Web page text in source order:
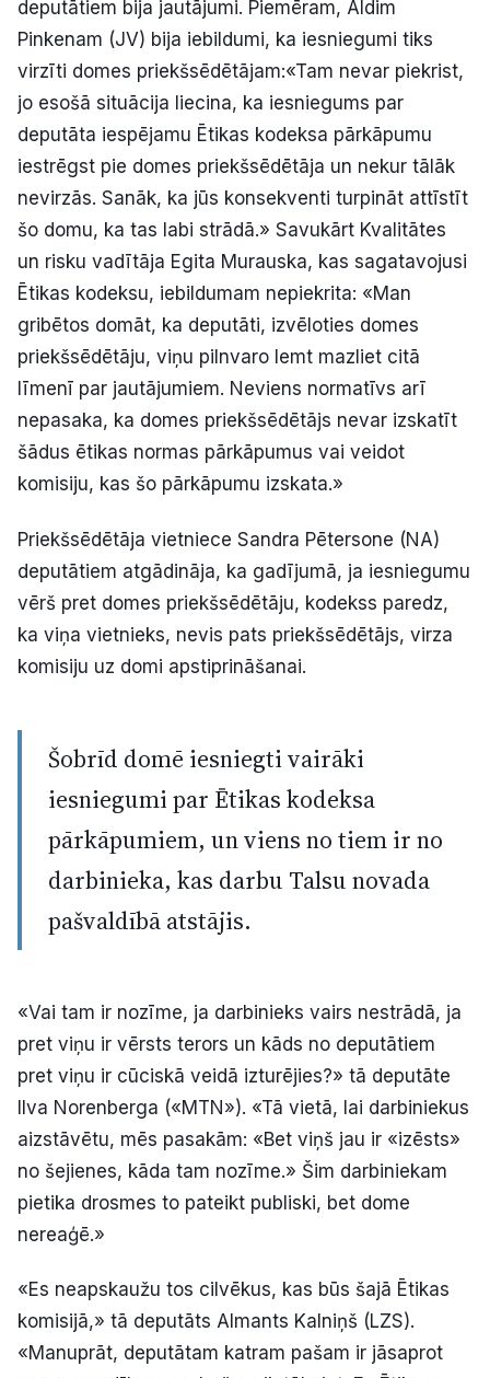
deputātiem bija jautājumi. Piemēram, Aldim
Pinkenam (JV) bija iebildumi, ka iesniegumi tiks
virzīti domes priekšsēdētājam:«Tam nevar piekrist,
jo esošā situācija liecina, ka iesniegums par
deputāta iespējamu Ētikas kodeksa pārkāpumu
iestrēgst pie domes priekšsēdētāja un nekur tālāk
nevirzās. Sanāk, ka jūs konsekventi turpināt attīstīt
šo domu, ka tas labi strādā.» Savukārt Kvalitātes
un risku vadītāja Egita Murauska, kas sagatavojusi
Ētikas kodeksu, iebildumam nepiekrita: «Man
gribētos domāt, ka deputāti, izvēloties domes
priekšsēdētāju, viņu pilnvaro lemt mazliet citā
līmenī par jautājumiem. Neviens normatīvs arī
nepasaka, ka domes priekšsēdētājs nevar izskatīt
šādus ētikas normas pārkāpumus vai veidot
komisiju, kas šo pārkāpumu izskata.»
Priekšsēdētāja vietniece Sandra Pētersone (NA)
deputātiem atgādināja, ka gadījumā, ja iesniegumu
vērš pret domes priekšsēdētāju, kodekss paredz,
ka viņa vietnieks, nevis pats priekšsēdētājs, virza
komisiju uz domi apstiprināšanai.
Šobrīd domē iesniegti vairāki
iesniegumi par Ētikas kodeksa
pārkāpumiem, un viens no tiem ir no
darbinieka, kas darbu Talsu novada
pašvaldībā atstājis.
«Vai tam ir nozīme, ja darbinieks vairs nestrādā, ja
pret viņu ir vērsts terors un kāds no deputātiem
pret viņu ir cūciskā veidā izturējies?» tā deputāte
Ilva Norenberga («MTN»). «Tā vietā, lai darbiniekus
aizstāvētu, mēs pasakām: «Bet viņš jau ir «izēsts»
no šejienes, kāda tam nozīme.» Šim darbiniekam
pietika drosmes to pateikt publiski, bet dome
nereaģē.»
«Es neapskaužu tos cilvēkus, kas būs šajā Ētikas
komisijā,» tā deputāts Almants Kalniņš (LZS).
«Manuprāt, deputātam katram pašam ir jāsaprot